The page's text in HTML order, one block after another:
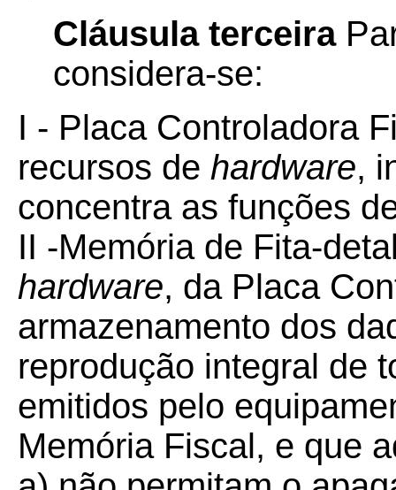
Cláusula terceira
considera-se:
I - Placa Controladora
recursos de hardware,
concentra as funções
II -Memória de Fita-
hardware, da Placa
armazenamento dos
reprodução integral de
emitidos pelo
Memória Fiscal, e que